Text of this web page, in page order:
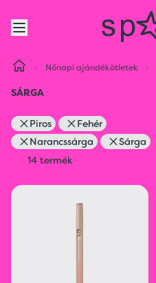
Nőnapi ajándékötletek
SÁRGA
Piros
Fehér
Narancssárga
Sárga
14 termék